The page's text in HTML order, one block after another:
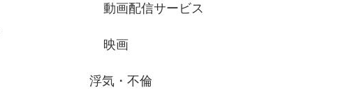
動画配信サービス
映画
浮気・不倫